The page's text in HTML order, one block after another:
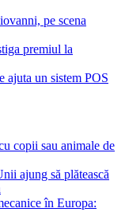
pe scena
premiul la
ajuta un sistem POS
copii sau animale de
ajung să plătească
în Europa: